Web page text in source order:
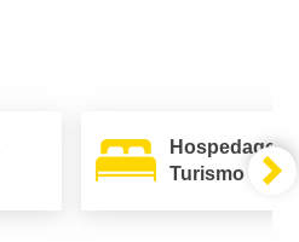
Hospedagem
Turismo